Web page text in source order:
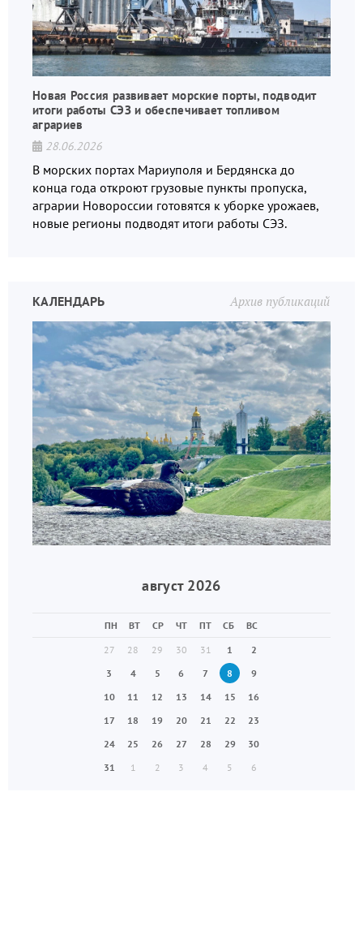
Новая Россия развивает морские порты, подводит
итоги работы СЭЗ и обеспечивает топливом
аграриев
28.06.2026
В морских портах Мариуполя и Бердянска до
конца года откроют грузовые пункты пропуска,
аграрии Новороссии готовятся к уборке урожаев,
новые регионы подводят итоги работы СЭЗ.
Архив публикаций
КАЛЕНДАРЬ
август 2026
ПН ВТ СР ЧТ ПТ СБ
ВС
27
28 29 30 31 1
2
3
4 5 6 7 8
9
10
11 12 13 14 15
16
17
18 19 20 21 22
23
24
25 26 27 28 29
30
31
1 2 3 4 5 6